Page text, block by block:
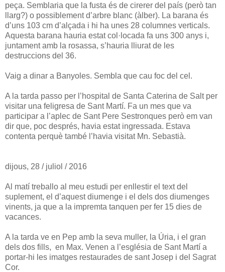
peça. Semblaria que la fusta és de cirerer del país (però tan
llarg?) o possiblement d’arbre blanc (àlber). La barana és
d’uns 103 cm d’alçada i hi ha unes 28 columnes verticals.
Aquesta barana hauria estat col·locada fa uns 300 anys i,
juntament amb la rosassa, s’hauria lliurat de les
destruccions del 36.
Vaig a dinar a Banyoles. Sembla que cau foc del cel.
A la tarda passo per l’hospital de Santa Caterina de Salt per
visitar una feligresa de Sant Martí. Fa un mes que va
participar a l’aplec de Sant Pere Sestronques però em van
dir que, poc després, havia estat ingressada. Estava
contenta perquè també l’havia visitat Mn. Sebastià.
dijous, 28 / juliol / 2016
Al matí treballo al meu estudi per enllestir el text del
suplement, el d’aquest diumenge i el dels dos diumenges
vinents, ja que a la impremta tanquen per fer 15 dies de
vacances.
A la tarda ve en Pep amb la seva muller, la Úria, i el gran
dels dos fills, en Max. Venen a l’església de Sant Martí a
portar-hi les imatges restaurades de sant Josep i del Sagrat
Cor.